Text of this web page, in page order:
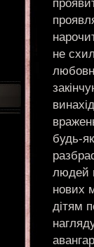
не
будь-
людей
нових
дітям